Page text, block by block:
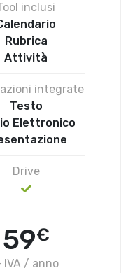
inclusi
Rubrica
Attività
integrate
Testo
Elettronico
Drive
59€
IVA / anno